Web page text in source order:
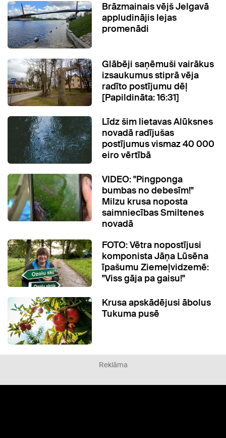
Brāzmainais vējš Jelgavā
appludinājis lejas
promenādi
Glābēji saņēmuši vairākus
izsaukumus stiprā vēja
radīto postījumu dēļ
[Papildināta: 16:31]
Līdz šim lietavas Alūksnes
novadā radījušas
postījumus vismaz 40 000
eiro vērtībā
VIDEO: "Pingponga
bumbas no debesīm!"
Milzu krusa noposta
saimniecības Smiltenes
novadā
FOTO: Vētra nopostījusi
komponista Jāņa Lūsēna
īpašumu Ziemeļvidzemē:
"Viss gāja pa gaisu!"
Krusa apskādējusi ābolus
Tukuma pusē
Reklāma